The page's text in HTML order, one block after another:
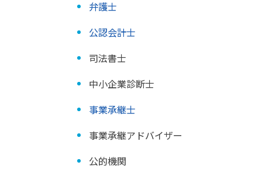
弁護士
公認会計士
司法書士
中小企業診断士
事業承継士
事業承継アドバイザー
公的機関